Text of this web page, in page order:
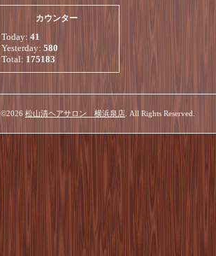
カウンター
Today: 41
Yesterday: 580
Total: 175183
©2026 松山清ヘアサロン 横浜泉店 . All Rights Reserved.